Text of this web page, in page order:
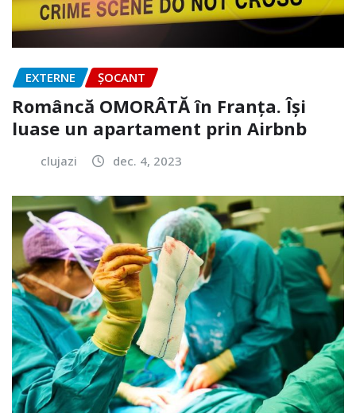
EXTERNE ȘOCANT
Româncă OMORÂTĂ în Franța. Își
luase un apartament prin Airbnb
clujazi dec. 4, 2023